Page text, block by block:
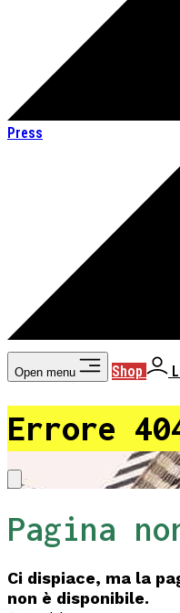
Press
Open menu Shop
Errore
Pagina
Ci dispiace, ma la
non è disponibile.